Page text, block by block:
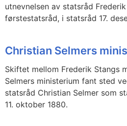
utnevnelsen av statsråd
førstestatsråd, i statsråd 17.
Christian Selmers
Skiftet mellom Frederik Stangs
Selmers ministerium fant sted
statsråd Christian Selmer som
11. oktober 1880.